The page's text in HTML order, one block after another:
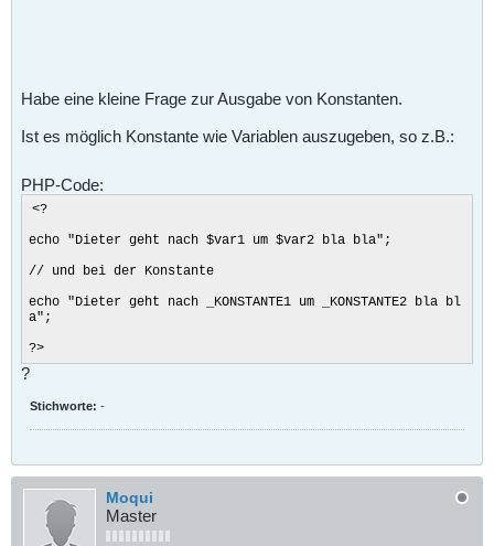
Habe eine kleine Frage zur Ausgabe von Konstanten.
Ist es möglich Konstante wie Variablen auszugeben, so z.B.:
PHP-Code:
<?
echo "Dieter geht nach $var1 um $var2 bla bla";
// und bei der Konstante
echo "Dieter geht nach _KONSTANTE1 um _KONSTANTE2 bla bl
a";
?>
?
Stichworte: -
Moqui
Master